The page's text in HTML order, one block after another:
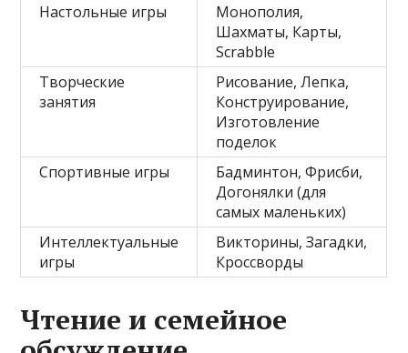
Настольные игры
Монополия,
Шахматы, Карты,
Scrabble
Творческие
занятия
Рисование, Лепка,
Конструирование,
Изготовление
поделок
Спортивные игры
Бадминтон, Фрисби,
Догонялки (для
самых маленьких)
Интеллектуальные
игры
Викторины, Загадки,
Кроссворды
Чтение и семейное